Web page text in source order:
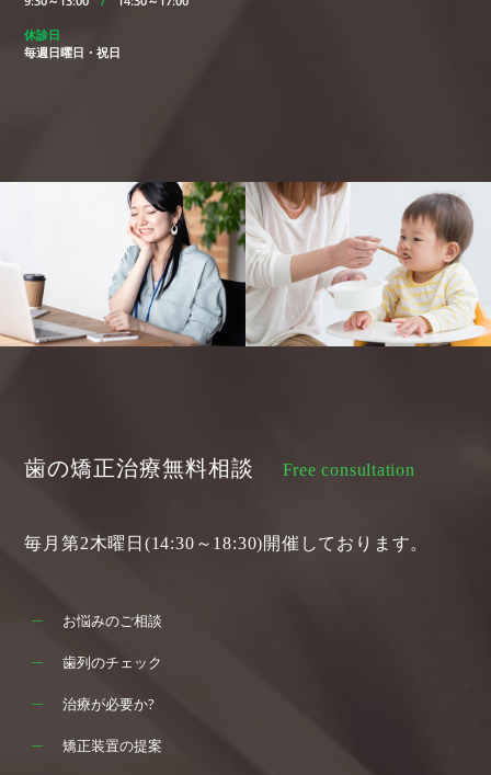
休診日
毎週日曜日・祝日
歯の矯正治療無料相談 Free consultation
毎月第2木曜日(14:30～18:30)開催しております。
お悩みのご相談
歯列のチェック
治療が必要か?
矯正装置の提案